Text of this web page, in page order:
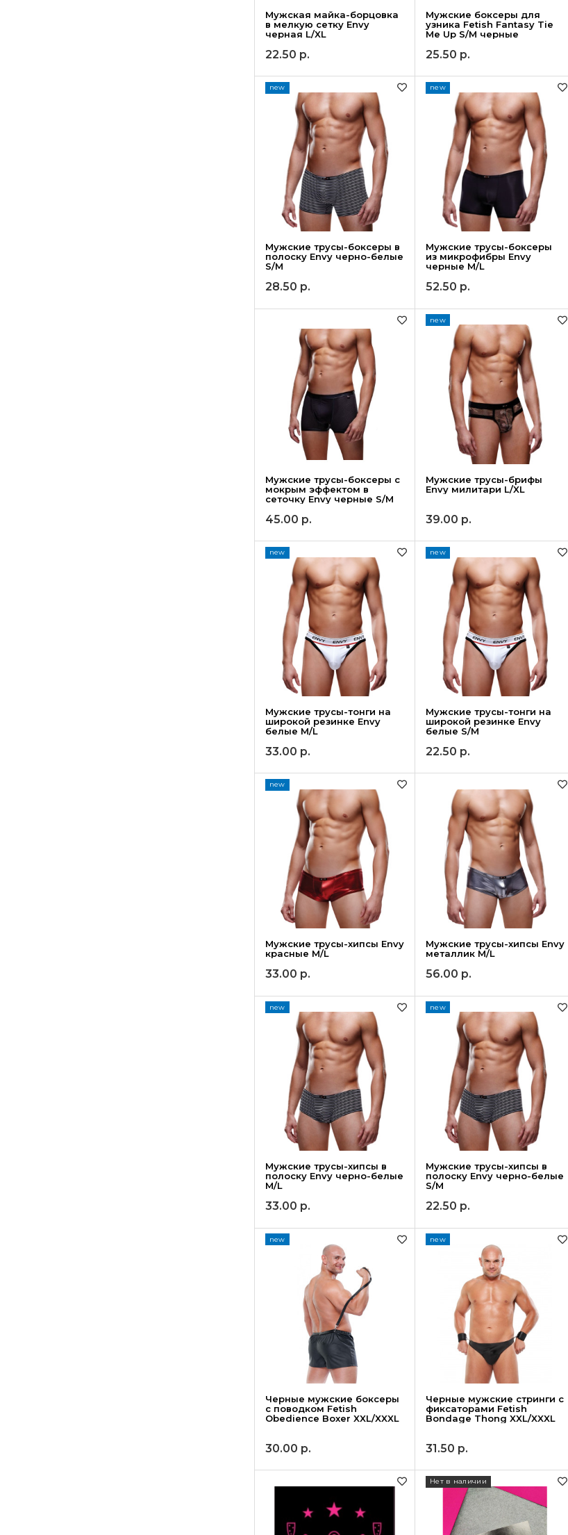
Мужская майка-борцовка
в мелкую сетку Envy
черная L/XL
22.50 р.
Мужские боксеры для
узника Fetish Fantasy Tie
Me Up S/M черные
25.50 р.
Мужские трусы-боксеры в
полоску Envy черно-белые
S/M
new
28.50 р.
Мужские трусы-боксеры
из микрофибры Envy
черные M/L
new
52.50 р.
Мужские трусы-боксеры с
мокрым эффектом в
сеточку Envy черные S/M
45.00 р.
Мужские трусы-брифы
Envy милитари L/XL
new
39.00 р.
Мужские трусы-тонги на
широкой резинке Envy
белые M/L
new
33.00 р.
Мужские трусы-тонги на
широкой резинке Envy
белые S/M
new
22.50 р.
Мужские трусы-хипсы Envy
красные M/L
new
33.00 р.
Мужские трусы-хипсы Envy
металлик M/L
56.00 р.
Мужские трусы-хипсы в
полоску Envy черно-белые
M/L
new
33.00 р.
Мужские трусы-хипсы в
полоску Envy черно-белые
S/M
new
22.50 р.
Черные мужские боксеры
с поводком Fetish
Obedience Boxer XXL/XXXL
new
30.00 р.
Черные мужские стринги с
фиксаторами Fetish
Bondage Thong XXL/XXXL
new
31.50 р.
Нет в наличии